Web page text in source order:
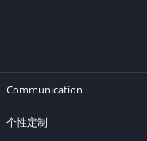
Communication
个性定制